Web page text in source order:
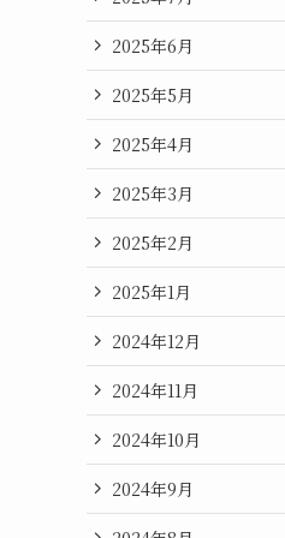
2025年6月
2025年5月
2025年4月
2025年3月
2025年2月
2025年1月
2024年12月
2024年11月
2024年10月
2024年9月